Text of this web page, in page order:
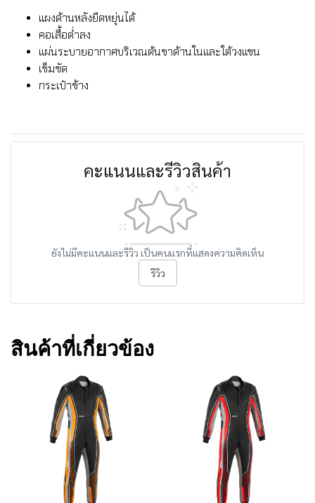
แผงด้านหลังยืดหยุ่นได้
คอเสื้อต่ำลง
แผ่นระบายอากาศบริเวณต้นขาด้านในและใต้วงแขน
เข็มขัด
กระเป๋าข้าง
คะแนนและรีวิวสินค้า
ยังไม่มีคะแนนและรีวิว เป็นคนแรกที่แสดงความคิดเห็น
รีวิว
สินค้าที่เกี่ยวข้อง